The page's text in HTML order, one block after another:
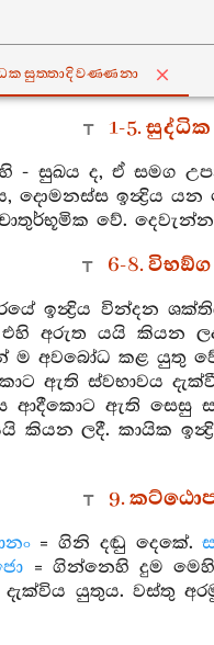
1-5.
- සුඛය ද, ඒ සමග
දොමනස්ස ඉන්‍ද්‍රිය යන
චාතුර්භූමික වේ.
6-8.
ඉන්‍ද්‍රිය වින්දන
අරුත යයි කියන
ම අවබෝධ කළ යුතු
ඇති ස්වභාවය
ආදීකොට ඇති සෙසු
කියන ලදී. කායික
9.
= ගිනි දඬු දෙකේ.
= ගින්නෙහි දුම
යුතුය. වස්තු